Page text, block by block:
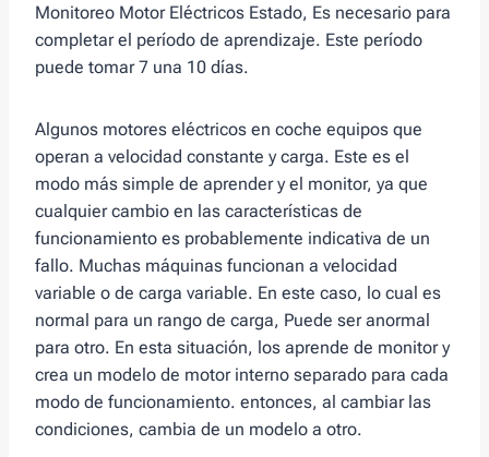
Monitoreo Motor Eléctricos Estado, Es necesario para
completar el período de aprendizaje. Este período
puede tomar 7 una 10 días.
Algunos motores eléctricos en coche equipos que
operan a velocidad constante y carga. Este es el
modo más simple de aprender y el monitor, ya que
cualquier cambio en las características de
funcionamiento es probablemente indicativa de un
fallo. Muchas máquinas funcionan a velocidad
variable o de carga variable. En este caso, lo cual es
normal para un rango de carga, Puede ser anormal
para otro. En esta situación, los aprende de monitor y
crea un modelo de motor interno separado para cada
modo de funcionamiento. entonces, al cambiar las
condiciones, cambia de un modelo a otro.